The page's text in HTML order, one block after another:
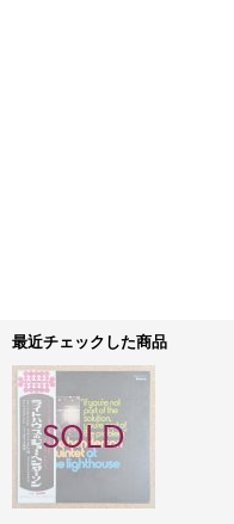
最近チェックした商品